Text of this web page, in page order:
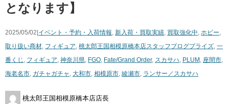
となります】
2025/05/02| イベント・予約・入荷情報, 新入荷・買取実績, 買取強化中, ホビー,
取り扱い商材, フィギュア, 桃太郎王国相模原橋本店スタッフブログプライズ, 一
番くじ , フィギュア, 神奈川県, FGO, Fate/Grand Order, スカサハ, PLUM , 座間市,
海老名市, ガチャガチャ , 大和市, 相模原市, 綾瀬市, ランサー／スカサハ
桃太郎王国相模原橋本店店長